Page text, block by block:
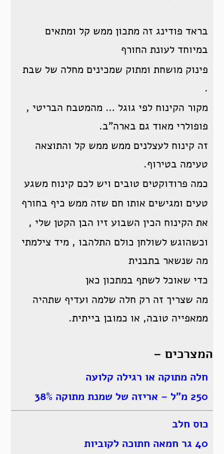
בראד פודינג זה מתכון ממש קל ומתאים
במיוחד לעונת החורף
פינוק מושחת ומתוק שמכינים מחלה של שבת
.
מקור הקינוח לפי גוגל … מהמטבח הבריטי ,
פופולרי מאוד גם בארה”ב.
זה קינוח לעצלנים ממש ממש קל והתוצאה
טעימה בטירוף.
כמה פרודוקטים טובים ויש לכם קינוח משגע
טעים ומגישים אותו חם שזה ממש כיף בחורף
את הקינוח הכין השבוע זיו הבן הקטן שלי ,
וכשהוגש לשולחן כולם התלהבו , מיד צילמתי
מה שנשאר בתבנית
כדי שאוכל לשתף במתכון כאן
מה שצריך זה רק חלה שלמה ועדיף שתהיה
ממאפייה טובה, או כמובן בייתית.
המצרכים –
חלה מתוקה או רגילה קלועה
250 מ”ל – אריזה של שמנת מתוקה 38%
כוס חלב
40 גר חמאה חתוכה לקוביות